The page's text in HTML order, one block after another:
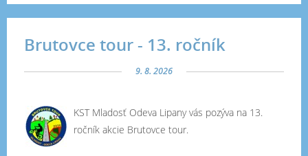
Brutovce tour - 13. ročník
9. 8. 2026
KST Mladosť Odeva Lipany vás pozýva na 13.
ročník akcie Brutovce tour.